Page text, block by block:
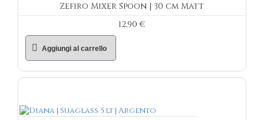
Zefiro Mixer Spoon | 30 cm Matt
12,90 €
Aggiungi al carrello